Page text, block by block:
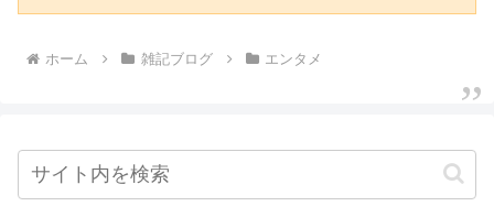
ホーム 雑記ブログ エンタメ